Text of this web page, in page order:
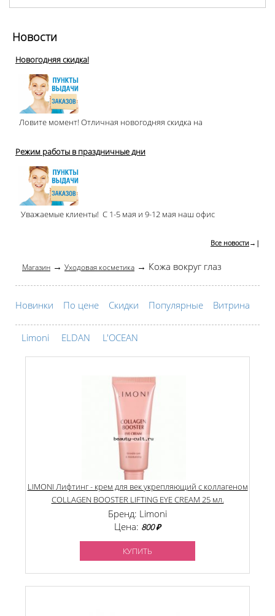
Новости
Новогодняя скидка!
Ловите момент! Отличная новогодняя скидка на
Режим работы в праздничные дни
Уважаемые клиенты! С 1-5 мая и 9-12 мая наш офис
Все новости →|
Магазин → Уходовая косметика → Кожа вокруг глаз
Новинки По цене Скидки Популярные Витрина
Limoni ELDAN L'OCEAN
LIMONI Лифтинг - крем для век укрепляющий с коллагеном
СOLLAGEN BOOSTER LIFTING EYE CREAM 25 мл.
Бренд: Limoni
Цена: 800 ₽
КУПИТЬ